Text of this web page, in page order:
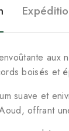
boisés et
suave et
offrant